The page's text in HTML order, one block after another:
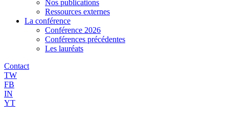
Nos publications
Ressources externes
La conférence
Conférence 2026
Conférences précédentes
Les lauréats
Contact
TW
FB
IN
YT